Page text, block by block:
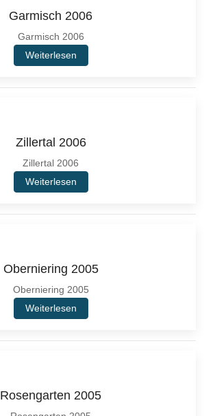
Garmisch 2006
Garmisch 2006
Weiterlesen
Zillertal 2006
Zillertal 2006
Weiterlesen
Oberniering 2005
Oberniering 2005
Weiterlesen
Rosengarten 2005